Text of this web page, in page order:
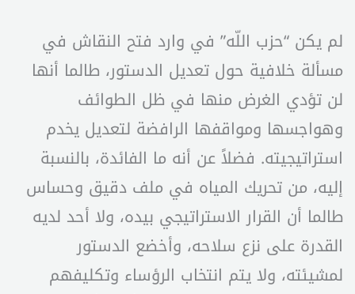
لم يكن “حزب اللّه” في وارد فتح النقاش في
مسألة خلافية حول تعديل الدستور، طالما أنها
لن تؤدي الغرض منها في ظل الطوائف
وهواجسها ومواقفها الرافضة لتعديل يخدم
استراتيجيته. فضلاً عن أنه ما الفائدة، بالنسبة
إليه، من تحريك المياه في ملف دقيق وحساس
طالما أن القرار الاستراتيجي بيده، ولا أحد لديه
القدرة على نزع سلاحه، وأخضع الدستور
لمشيئته، ولا يتم انتخاب الرؤساء وتكليفهم